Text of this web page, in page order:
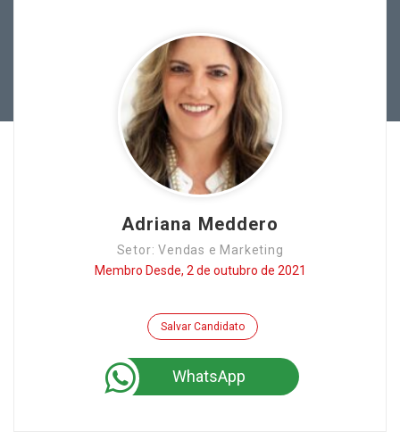
Adriana Meddero
Setor: Vendas e Marketing
Membro Desde, 2 de outubro de 2021
Salvar Candidato
WhatsApp